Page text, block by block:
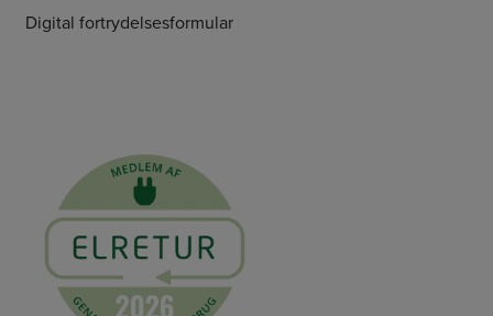
Digital fortrydelsesformular